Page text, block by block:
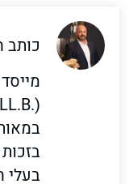
בעלי